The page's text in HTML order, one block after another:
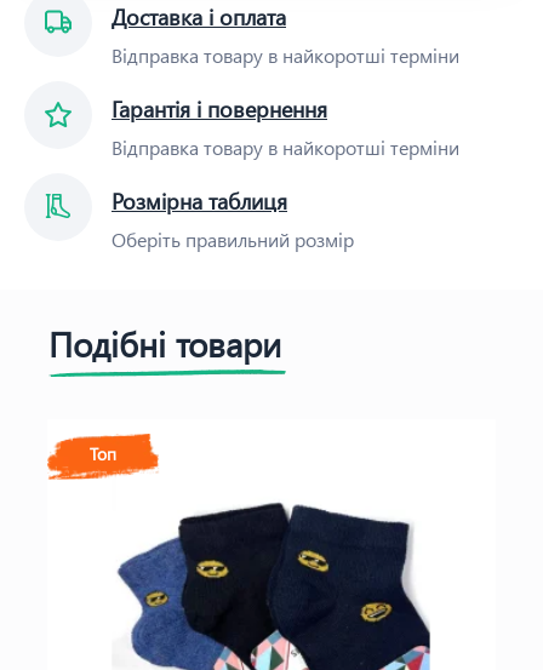
Доставка і оплата
Відправка товару в найкоротші терміни
Гарантія і повернення
Відправка товару в найкоротші терміни
Розмірна таблиця
Оберіть правильний розмір
Подібні товари
Топ